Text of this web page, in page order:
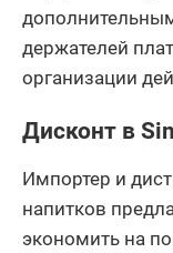
держателей
организации
Дисконт в
Импортер и
напитков
экономить на